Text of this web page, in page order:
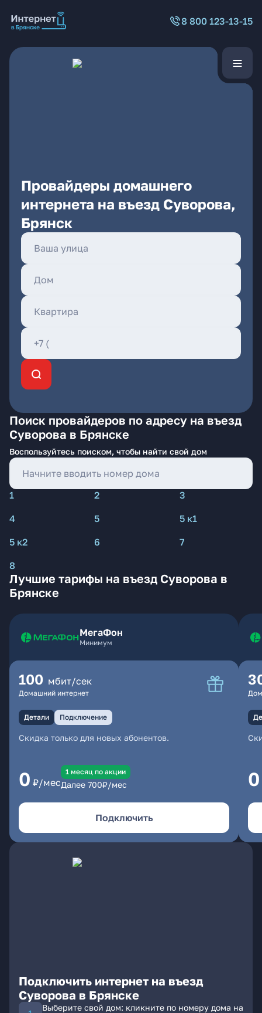
8 800 123-13-15
Провайдеры домашнего
интернета на въезд Суворова,
Брянск
Поиск провайдеров по адресу на въезд
Суворова в Брянске
Воспользуйтесь поиском, чтобы найти свой дом
1 2
3
4
5
5 к1
5 к2
6
7
8
Лучшие тарифы на въезд Суворова в
Брянске
МегаФон
Минимум
100 мбит/сек
Домашний интернет
Детали Подключение
Скидка только для новых абонентов.
0 ₽/мес
1 месяц по акции
Далее 700₽/мес
Подключить
0
Подключить интернет на въезд
Суворова в Брянске
Выберите свой дом: кликните по номеру дома на